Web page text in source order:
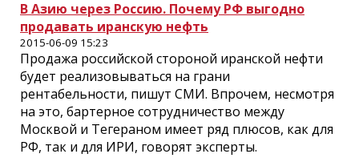
В Азию через Россию. Почему РФ выгодно
продавать иранскую нефть
2015-06-09 15:23
Продажа российской стороной иранской нефти
будет реализовываться на грани
рентабельности, пишут СМИ. Впрочем, несмотря
на это, бартерное сотрудничество между
Москвой и Тегераном имеет ряд плюсов, как для
РФ, так и для ИРИ, говорят эксперты.